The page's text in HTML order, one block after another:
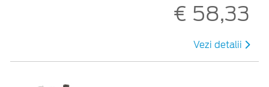
€ 58,33
Vezi detalii